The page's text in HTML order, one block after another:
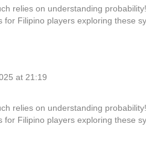
relies on understanding
Filipino players exploring these
at 21:19
relies on understanding
Filipino players exploring these